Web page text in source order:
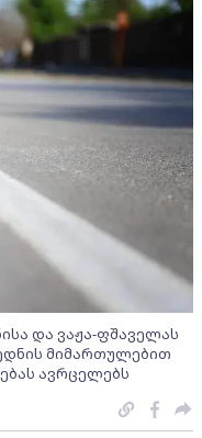
და ვაჟა-ფშაველას
მიმართულებით
ავრცელებს